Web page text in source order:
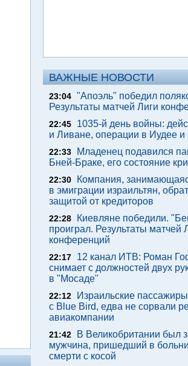
ВАЖНЫЕ НОВОСТИ
23:04 "Апоэль" победил
Результаты матчей Лиги
22:45
1035-й день войны:
и Ливане, операции в Иудее
22:33
Младенец подавился
Бней-Браке, его состояние
22:30
Компания,
в эмиграции израильтян,
защитой от кредиторов
22:28
Киевляне победили.
проиграл. Результаты матчей
конференций
22:17
12 канал ИТВ: Роман
снимает с должностей двух
в "Мосаде"
22:12
Израильские
с Blue Bird, едва не сорвали
авиакомпании
21:42
В Великобритании был
мужчина, пришедший в
смерти с косой